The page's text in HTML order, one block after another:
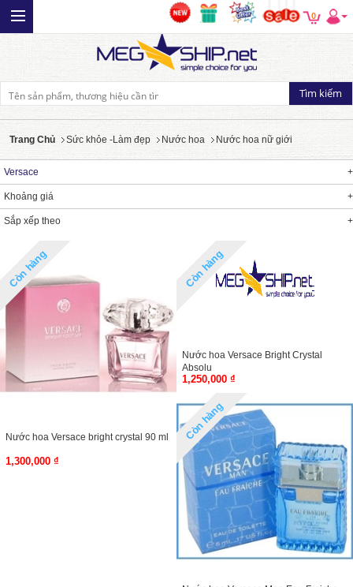
0
Trang Chủ Sức khỏe -Làm đẹp Nước hoa Nước hoa nữ giới
Versace
Khoảng giá
Sắp xếp theo
Còn hàng
Nước hoa Versace bright crystal 90 ml
1,300,000 ₫
Còn hàng
Nước hoa Versace Bright Crystal
Absolu
1,250,000 ₫
Còn hàng